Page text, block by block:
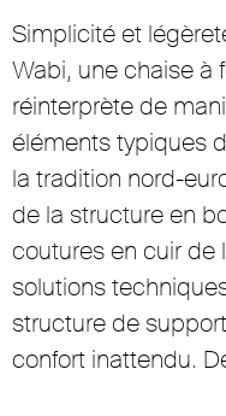
Simplicité et
Wabi, une chaise à
réinterprète de
éléments typiques
la tradition nord-
de la structure en
coutures en cuir
solutions
structure de
confort inattendu.